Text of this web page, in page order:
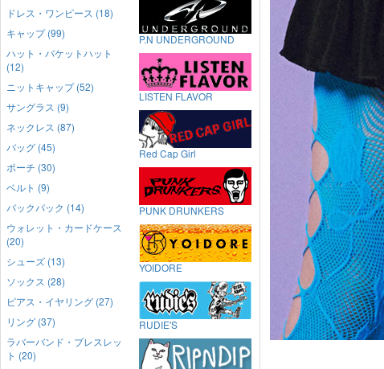
ドレス・ワンピース (18)
キャップ (99)
ハット・バケットハット
(12)
ニットキャップ (52)
サングラス (9)
ネックレス (87)
バッグ (45)
ポーチ (30)
ベルト (9)
バックパック (14)
ウォレット・カードケース
(20)
シューズ (13)
ソックス (28)
ピアス・イヤリング (27)
リング (37)
ラバーバンド・ブレスレッ
ト (20)
P.N UNDERGROUND
LISTEN FLAVOR
Red Cap Girl
PUNK DRUNKERS
YOIDORE
RUDIE'S